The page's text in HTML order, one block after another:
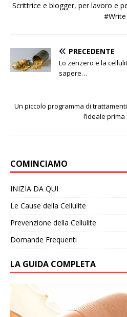
Scrittrice e blogger, per lavoro e
#Write
PRECEDENTE
Lo zenzero e la
sapere…
Un piccolo programma di
l’ideale
COMINCIAMO
INIZIA DA QUI
Le Cause della Cellulite
Prevenzione della Cellulite
Domande Frequenti
LA GUIDA COMPLETA